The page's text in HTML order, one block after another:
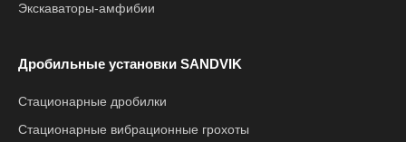
Экскаваторы-амфибии
Дробильные установки SANDVIK
Стационарные дробилки
Стационарные вибрационные грохоты